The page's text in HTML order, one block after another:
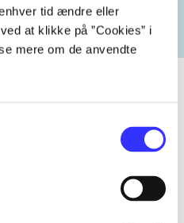
tid ændre eller
at klikke på ”Cookies” i
mere om de anvendte